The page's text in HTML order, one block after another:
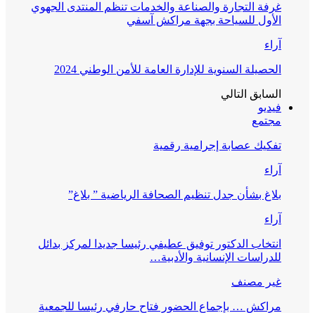
غرفة التجارة والصناعة والخدمات تنظم المنتدى الجهوي
الأول للسياحة بجهة مراكش آسفي
آراء
الحصيلة السنوية للإدارة العامة للأمن الوطني 2024
السابق التالي
فيديو
مجتمع
تفكيك عصابة إجرامية رقمية
آراء
بلاغ بشأن جدل تنظيم الصحافة الرياضية ” بلاغ”
آراء
انتخاب الدكتور توفيق عطيفي رئيسا جديدا لمركز بدائل
للدراسات الإنسانية والأدبية…
غير مصنف
مراكش … بإجماع الحضور فتاح حارفي رئيسا للجمعية